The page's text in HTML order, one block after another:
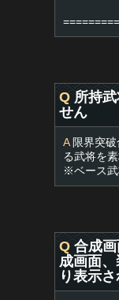
Q 所持
せん
A限界突破
る武将を
※ベース武
Q 合成
成画面
り表示